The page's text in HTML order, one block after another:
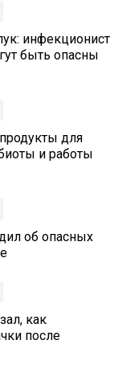
инфекционист
быть опасны
для
и работы
об опасных
как
после